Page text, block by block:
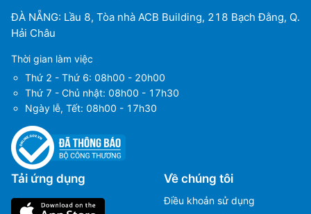
ĐÀ NẴNG: Lầu 8, Tòa nhà ACB Building, 218 Bạch Đằng, Q.
Hải Châu
Thời gian làm việc
Thứ 2 - Thứ 6: 08h00 - 20h00
Thứ 7 - Chủ nhật: 08h00 - 17h30
Ngày lễ, Tết: 08h00 - 17h30
Tải ứng dụng Về chúng tôi
Điều khoản sử dụng